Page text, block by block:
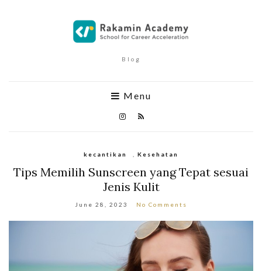
Blog
Menu
kecantikan Kesehatan
Tips Memilih Sunscreen yang Tepat sesuai
Jenis Kulit
June 28, 2023 No Comments